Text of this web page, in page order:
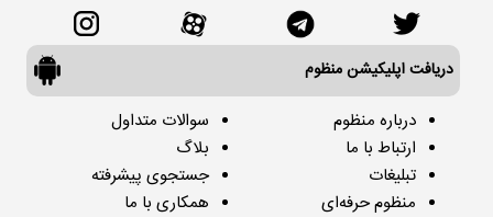
دریافت اپلیکیشن منظوم
درباره منظوم
ارتباط با ما
تبلیغات
منظوم حرفه‌ای
سوالات متداول
بلاگ
جستجوی پیشرفته
همکاری با ما